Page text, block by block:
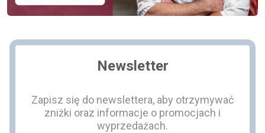
Newsletter
Zapisz się do newslettera, aby otrzymywać
zniżki oraz informacje o promocjach i
wyprzedażach.